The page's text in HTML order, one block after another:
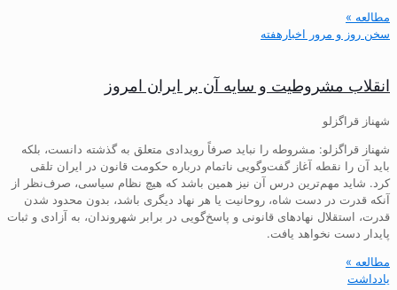
مطالعه »
سخن روز و مرور اخبارهفته
انقلاب مشروطیت و سایه آن بر ایران امروز
شهناز قراگزلو
شهناز قراگزلو: مشروطه را نباید صرفاً رویدادی متعلق به گذشته دانست، بلکه
باید آن را نقطه آغاز گفت‌وگویی ناتمام درباره حکومت قانون در ایران تلقی
کرد. شاید مهم‌ترین درس آن نیز همین باشد که هیچ نظام سیاسی، صرف‌نظر از
آنکه قدرت در دست شاه، روحانیت یا هر نهاد دیگری باشد، بدون محدود شدن
قدرت، استقلال نهادهای قانونی و پاسخ‌گویی در برابر شهروندان، به آزادی و ثبات
پایدار دست نخواهد یافت.
مطالعه »
یادداشت